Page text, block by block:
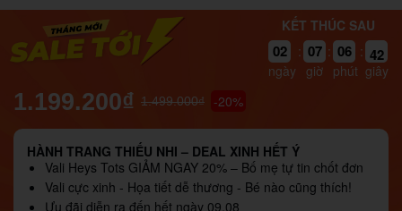
KẾT THÚC SAU
02
ngày
: 07
giờ
: 06
phút
: 41
giây
1.199.200₫ 1.499.000₫ -20%
HÀNH TRANG THIẾU NHI – DEAL XINH HẾT Ý
Vali Heys Tots GIẢM NGAY 20% – Bố mẹ tự tin chốt đơn
Vali cực xinh - Họa tiết dễ thương - Bé nào cũng thích!
Ưu đãi diễn ra đến hết ngày 09.08